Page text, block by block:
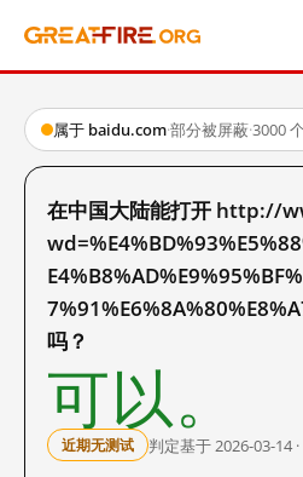
属于 baidu.com·部分被屏蔽·3000
在中国大陆能打开 http://
吗？
可以。
近期无测试 判定基于 2026-03-14